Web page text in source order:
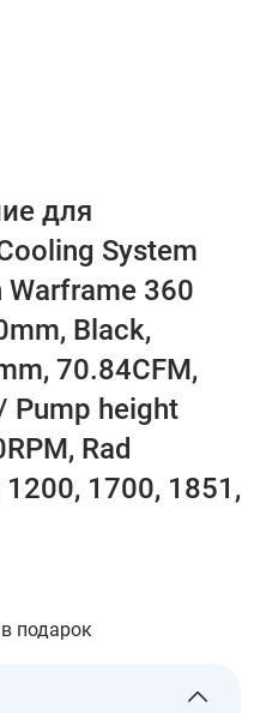
для
System
Warframe 360
Black,
70.84CFM,
Pump height
Rad
1700, 1851,
подарок